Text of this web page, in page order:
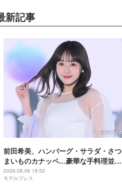
新記事
前田希美、ハンバーグ・サラダ・さつ
まいものカナッペ…豪華な手料理並ぶ
食卓公開「全部美味しそう」「盛り付
けがおしゃれ」と絶賛の声
2026.08.06 18:52
モデルプレス